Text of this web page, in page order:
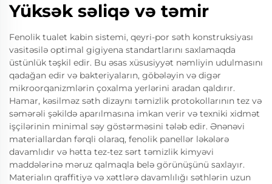
Yüksək səliqə və təmir
Fenolik tualet kabin sistemi, qeyri-por səth konstruksiyası
vasitəsilə optimal gigiyena standartlarını saxlamaqda
üstünlük təşkil edir. Bu əsas xüsusiyyət nəmliyin udulmasını
qadağan edir və bakteriyaların, göbələyin və digər
mikroorqanizmlərin çoxalma yerlərini aradan qaldırır.
Hamar, kəsilməz səth dizaynı təmizlik protokollarının tez və
səmərəli şəkildə aparılmasına imkan verir və texniki xidmət
işçilərinin minimal səy göstərməsini tələb edir. Ənənəvi
materiallardan fərqli olaraq, fenolik panellər ləkələrə
davamlıdır və hətta tez-tez sərt təmizlik kimyəvi
maddələrinə məruz qalmaqla belə görünüşünü saxlayır.
Materialın qraffitiyə və xəttlərə davamlılığı səthlərin uzun